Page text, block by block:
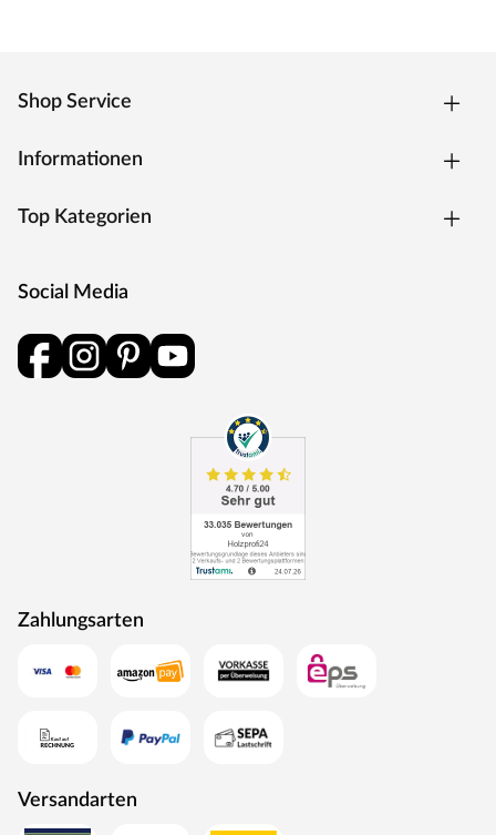
Shop Service
Informationen
Top Kategorien
Social Media
Zahlungsarten
Versandarten